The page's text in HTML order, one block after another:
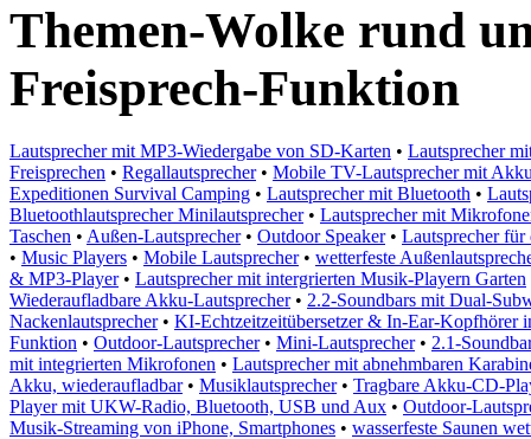
Themen-Wolke rund
Freisprech-Funktion
Lautsprecher mit MP3-Wiedergabe von SD-Karten • Lautsprecher
Freisprechen • Regallautsprecher• Mobile TV-Lautsprecher mit
Expeditionen Survival Camping • Lautsprecher mit Bluetooth •
Bluetoothlautsprecher Minilautsprecher• Lautsprecher mit
Taschen • Außen-Lautsprecher• Outdoor Speaker• Lautsprecher für
• Music Players • Mobile Lautsprecher• wetterfeste
& MP3-Player• Lautsprecher mit intergrierten Musik-Playern Garten
Wiederaufladbare Akku-Lautsprecher• 2.2-Soundbars mit Dual-
Nackenlautsprecher• KI-Echtzeitzeitübersetzer & In-Ear-
Funktion • Outdoor-Lautsprecher• Mini-Lautsprecher• 2.1-
mit integrierten Mikrofonen • Lautsprecher mit abnehmbaren
Akku, wiederaufladbar• Musiklautsprecher• Tragbare Akku-CD-
Player mit UKW-Radio, Bluetooth, USB und Aux • Outdoor-
Musik-Streaming von iPhone, Smartphones • wasserfeste Saunen